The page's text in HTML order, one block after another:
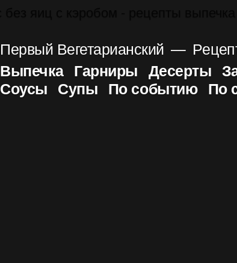
Первый Вегетарианский
Выпечка Гарниры Десерты
Соусы Супы По событию По